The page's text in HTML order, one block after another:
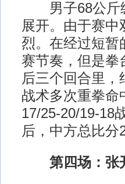
男子68公斤级
展开。由于赛
烈。在经过短暂
赛节奏，但是拳
后三个回合里
战术多次重拳命
17/25-20/19-18
后，中方总比分
第四场：张